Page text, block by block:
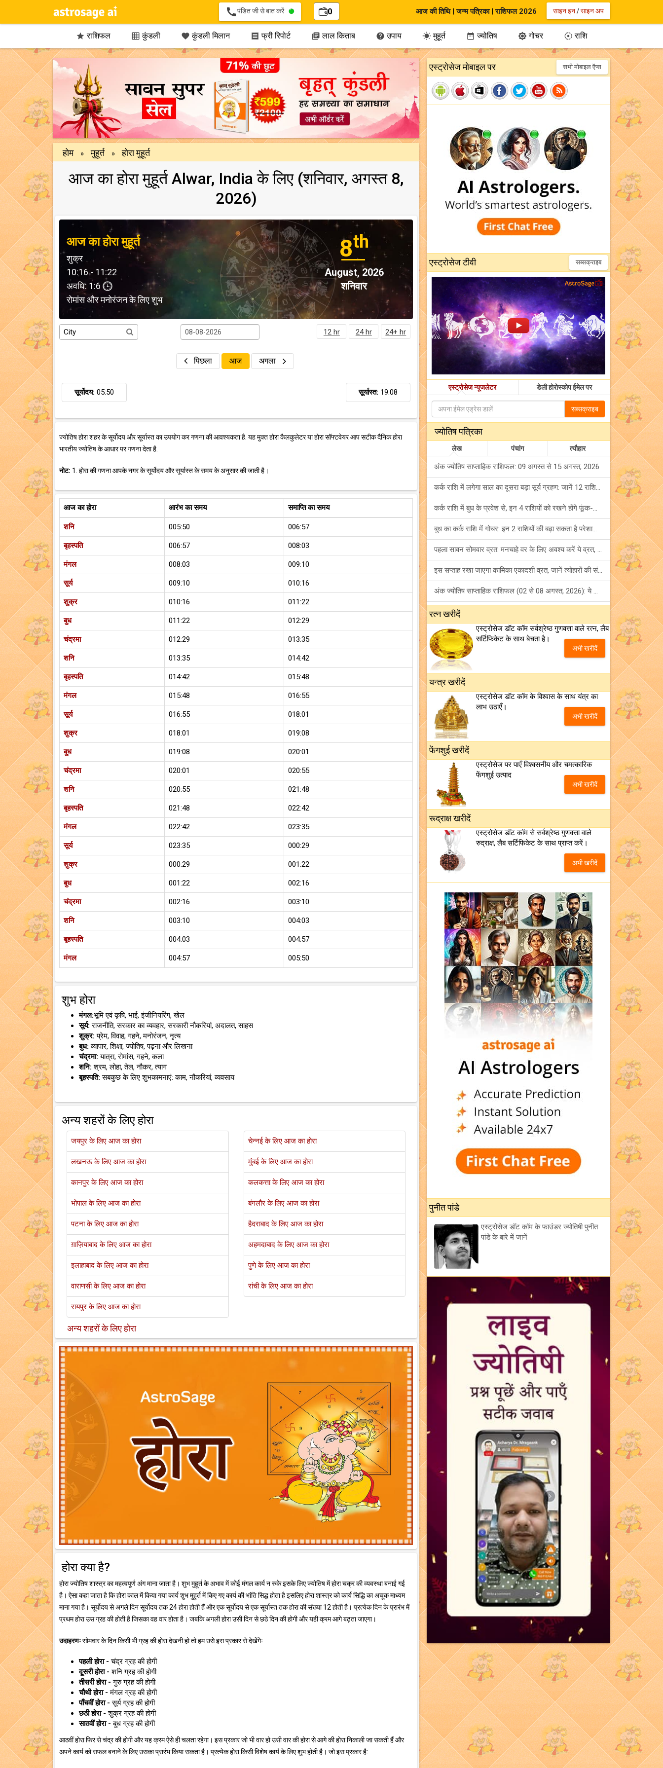
callपंडित जी से बात करें 0 आज की तिथि|जन्म पत्रिका|राशिफल 2026 साइन इन/साइन अप
 राशिफल  कुंडली  कुंडली मिलान  फ्री रिपोर्ट  लाल किताब  उपाय मुहूर्त  ज्योतिष  गोचर  राशि
होम » मुहूर्त » होरा मुहूर्त
आज का होरा मुहूर्त Alwar, India के लिए (शनिवार, अगस्त 8,
2026)
आज का होरा मुहूर्त
शुक्र
10:16 - 11:22
अवधि: 1:6
रोमांस और मनोरंजन के लिए शुभ
8th
August, 2026
शनिवार
12 hr 24 hr 24+ hr
पिछला आज अगला
सूर्योदय: 05:50 सूर्यास्त: 19.08
ज्योतिष होरा शहर के सूर्योदय और सूर्यास्त का उपयोग कर गणना की आवश्यकता है. यह मुक्त होरा कैलकुलेटर या होरा सॉफ्टवेयर आप सटीक दैनिक होरा
भारतीय ज्योतिष के आधार पर गणना देता है.
नोट: 1. होरा की गणना आपके नगर के सूर्योदय और सूर्यास्त के समय के अनुसार की जाती है।
आज का होरा आरंभ का समय समाप्ति का समय
शनि 005:50 006:57
बृहस्पति 006:57 008:03
मंगल 008:03 009:10
सूर्य 009:10 010:16
शुक्र 010:16 011:22
बुध 011:22 012:29
चंद्रमा 012:29 013:35
शनि 013:35 014:42
बृहस्पति 014:42 015:48
मंगल 015:48 016:55
सूर्य 016:55 018:01
शुक्र 018:01 019:08
बुध 019:08 020:01
चंद्रमा 020:01 020:55
शनि 020:55 021:48
बृहस्पति 021:48 022:42
मंगल 022:42 023:35
सूर्य 023:35 000:29
शुक्र 000:29 001:22
बुध 001:22 002:16
चंद्रमा 002:16 003:10
शनि 003:10 004:03
बृहस्पति 004:03 004:57
मंगल 004:57 005:50
शुभ होरा
मंगल:भूमि एवं कृषि, भाई, इंजीनियरिंग, खेल
सूर्य: राजनीति, सरकार का व्यवहार, सरकारी नौकरियां, अदालत, साहस
शुक्र: प्रेम, विवाह, गहने, मनोरंजन, नृत्य
बुध: व्यापार, शिक्षा, ज्योतिष, पढ़ना और लिखना
चंद्रमा: यात्रा, रोमांस, गहने, कला
शनि: श्रम, लोहा, तेल, नौकर, त्याग
बृहस्पति: सबकुछ के लिए शुभकामनाएं: काम, नौकरियां, व्यवसाय
अन्य शहरों के लिए होरा
जयपुर के लिए आज का होरा
लखनऊ के लिए आज का होरा
कानपुर के लिए आज का होरा
भोपाल के लिए आज का होरा
पटना के लिए आज का होरा
ग़ाज़ियाबाद के लिए आज का होरा
इलाहाबाद के लिए आज का होरा
वाराणसी के लिए आज का होरा
रायपुर के लिए आज का होरा
चेन्नई के लिए आज का होरा
मुंबई के लिए आज का होरा
कलकत्ता के लिए आज का होरा
बंगलौर के लिए आज का होरा
हैदराबाद के लिए आज का होरा
अहमदाबाद के लिए आज का होरा
पुणे के लिए आज का होरा
रांची के लिए आज का होरा
अन्य शहरों के लिए होरा
होरा क्या है?
होरा ज्योतिष शास्त्र का महत्वपूर्ण अंग माना जाता है। शुभ मुहूर्त के अभाव में कोई मंगल कार्य न रुके इसके लिए ज्योतिष में होरा चक्र की व्यवस्था बनाई गई
है। ऐसा कहा जाता है कि होरा काल में किया गया कार्य शुभ मुहुर्त में किए गए कार्य की भांति सिद्ध होता है इसलिए होरा शास्त्र को कार्य सिद्धि का अचूक माध्यम
माना गया है। सूर्योदय से अगले दिन सूर्योदय तक 24 होरा होती हैं और एक सूर्योदय से एक सूर्यास्त तक होरा की संख्या 12 होती है। प्रत्येक दिन के प्रारंभ में
प्रथम होरा उस ग्रह की होती है जिसका वह वार होता है। जबकि अगली होरा उसी दिन से छठे दिन की होगी और यही क्रम आगे बढ़ता जाएगा।
उदाहरणःसोमवार के दिन किसी भी ग्रह की होरा देखनी हो तो हम उसे इस प्रकार से देखेंगेः
पहली होरा -चंद्र ग्रह की होगी
दूसरी होरा -शनि ग्रह की होगी
तीसरी होरा -गुरु ग्रह की होगी
चौथी होरा -मंगल ग्रह की होगी
पाँचवीं होरा -सूर्य ग्रह की होगी
छठी होरा -शुक्र ग्रह की होगी
सातवीं होरा -बुध ग्रह की होगी
आठवीं होरा फिर से चंद्र की होगी और यह क्रम ऐसे ही चलता रहेगा। इस प्रकार जो भी वार हो उसी वार की होरा से आगे की होरा निकाली जा सकती हैं और
अपने कार्य को सफल बनाने के लिए उसका प्रारंभ किया सकता है। प्रत्येक होरा किसी विशेष कार्य के लिए शुभ होती है। जो इस प्रकार है:
एस्ट्रोसेज मोबाइल पर सभी मोबाइल ऍप्स
एस्ट्रोसेज टीवी सब्सक्राइब
एस्ट्रोसेज न्यूजलेटर डेली होरोस्कोप ईमेल पर
सब्सक्राइब
ज्योतिष पत्रिका
लेख पंचांग त्यौहार
अंक ज्योतिष साप्ताहिक राशिफल: 09 अगस्त से 15 अगस्त, 2026
कर्क राशि में लगेगा साल का दूसरा बड़ा सूर्य ग्रहण: जानें 12 राशियों पर शुभ-अशुभ प्रभाव!
कर्क राशि में बुध के प्रवेश से, इन 4 राशियों को रखने होंगे फूंक-फूंक कर कदम!
बुध का कर्क राशि में गोचर: इन 2 राशियों की बढ़ा सकता है परेशानियां, हो जाएं सावधान!
पहला सावन सोमवार व्रत: मनचाहे वर के लिए अवश्य करें ये व्रत, जानें नियम एवं पूजा विधि!
इस सप्ताह रखा जाएगा कामिका एकादशी व्रत, जानें त्योहारों की संपूर्ण लिस्ट!
अंक ज्योतिष साप्ताहिक राशिफल (02 से 08 अगस्त, 2026): ये सप्ताह क्यों है खास?
मंगल का मिथुन राशि में गोचर: इन 4 राशियों के बनेंगे अचानक धन लाभ के योग!
टैरो साप्ताहिक राशिफल (02 से 08 अगस्त, 2026): जानें 12 राशियों का विस्तृत भविष्यफल!
रत्न खरीदें
एस्ट्रोसेज डॉट कॉम सर्वश्रेष्ठ गुणवत्ता वाले रत्न, लैब
सर्टिफिकेट के साथ बेचता है।
अभी खरीदें
यन्त्र खरीदें
एस्ट्रोसेज डॉट कॉम के विश्वास के साथ यंत्र का
लाभ उठाएँ।
अभी खरीदें
फेंगशुई खरीदें
एस्ट्रोसेज पर पाएँ विश्वसनीय और चमत्कारिक
फेंगशुई उत्पाद
अभी खरीदें
रूद्राक्ष खरीदें
एस्ट्रोसेज डॉट कॉम से सर्वश्रेष्ठ गुणवत्ता वाले
रुद्राक्ष, लैब सर्टिफिकेट के साथ प्राप्त करें।
अभी खरीदें
पुनीत पांडे
एस्ट्रोसेज डॉट कॉम के फाउंडर ज्योतिषी पुनीत
पांडे के बारे में जानें